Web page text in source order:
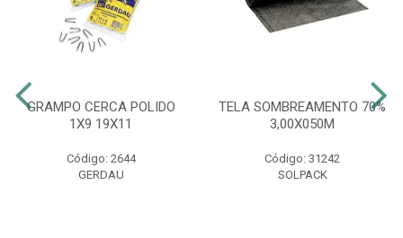
GRAMPO CERCA POLIDO
1X9 19X11
Código: 2644
GERDAU
TELA SOMBREAMENTO 70%
3,00X050M
Código: 31242
SOLPACK